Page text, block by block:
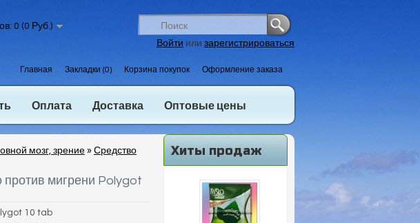
0 (0 Руб.)
Войти или зарегистрироваться
Главная Закладки (0) Корзина покупок Оформление заказа
Оплата Доставка Оптовые цены
Хиты продаж
мозг, зрение » Средство
против мигрени Polygot
10 tab